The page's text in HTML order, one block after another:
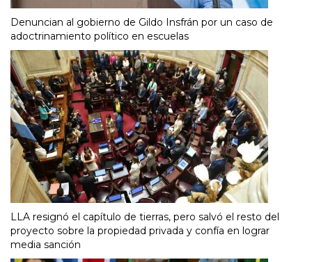
Denuncian al gobierno de Gildo Insfrán por un caso de
adoctrinamiento político en escuelas
LLA resignó el capítulo de tierras, pero salvó el resto del
proyecto sobre la propiedad privada y confía en lograr
media sanción